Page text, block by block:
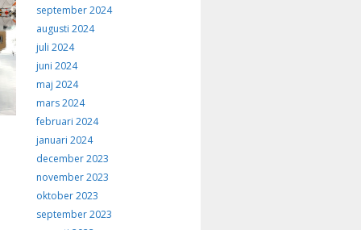
september 2024
augusti 2024
juli 2024
juni 2024
maj 2024
mars 2024
februari 2024
januari 2024
december 2023
november 2023
oktober 2023
september 2023